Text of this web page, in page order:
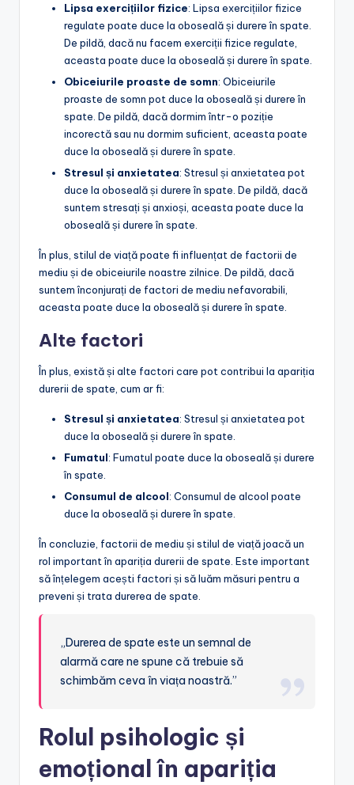
Lipsa exercițiilor fizice: Lipsa exercițiilor fizice
regulate poate duce la oboseală și durere în spate.
De pildă, dacă nu facem exerciții fizice regulate,
aceasta poate duce la oboseală și durere în spate.
Obiceiurile proaste de somn: Obiceiurile
proaste de somn pot duce la oboseală și durere în
spate. De pildă, dacă dormim într-o poziție
incorectă sau nu dormim suficient, aceasta poate
duce la oboseală și durere în spate.
Stresul și anxietatea: Stresul și anxietatea pot
duce la oboseală și durere în spate. De pildă, dacă
suntem stresați și anxioși, aceasta poate duce la
oboseală și durere în spate.
În plus, stilul de viață poate fi influențat de factorii de
mediu și de obiceiurile noastre zilnice. De pildă, dacă
suntem înconjurați de factori de mediu nefavorabili,
aceasta poate duce la oboseală și durere în spate.
Alte factori
În plus, există și alte factori care pot contribui la apariția
durerii de spate, cum ar fi:
Stresul și anxietatea: Stresul și anxietatea pot
duce la oboseală și durere în spate.
Fumatul: Fumatul poate duce la oboseală și durere
în spate.
Consumul de alcool: Consumul de alcool poate
duce la oboseală și durere în spate.
În concluzie, factorii de mediu și stilul de viață joacă un
rol important în apariția durerii de spate. Este important
să înțelegem acești factori și să luăm măsuri pentru a
preveni și trata durerea de spate.
„Durerea de spate este un semnal de
alarmă care ne spune că trebuie să
schimbăm ceva în viața noastră.”
Rolul psihologic și
emoțional în apariția